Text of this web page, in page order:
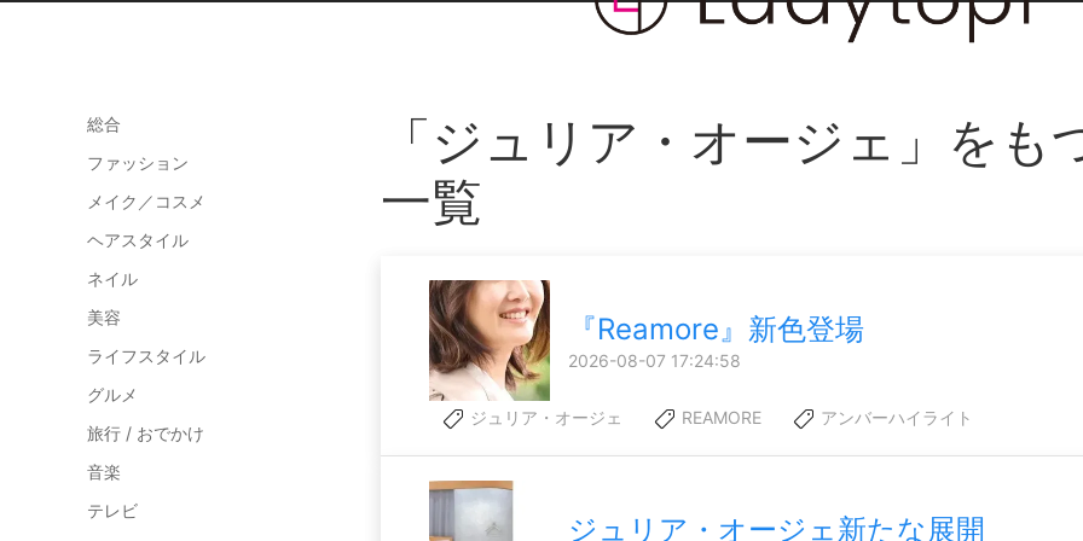
総合
ファッション
メイク／コスメ
ヘアスタイル
ネイル
美容
ライフスタイル
グルメ
旅行 / おでかけ
音楽
テレビ
「ジュリア・オージェ」をも
一覧
『Reamore』新色登場
2026-08-07 17:24:58
ジュリア・オージェ REAMORE アンバーハイライト
ジュリア・オージェ新たな展開